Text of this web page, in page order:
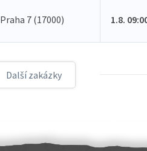
Praha 7 (17000) 1.8.
Další zakázky